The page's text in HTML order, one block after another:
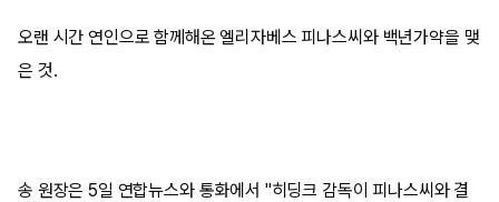
오랜 시간 연인으로 함께해온 엘리자베스 피나스씨와 백년가약을 맺
은 것.
송 원장은 5일 연합뉴스와 통화에서 "히딩크 감독이 피나스씨와 결